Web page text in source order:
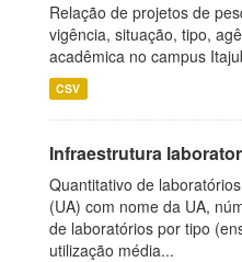
Relação de projetos de
vigência, situação, tipo,
acadêmica no campus
CSV
Infraestrutura
Quantitativo de
(UA) com nome da UA,
de laboratórios por tipo
utilização média...